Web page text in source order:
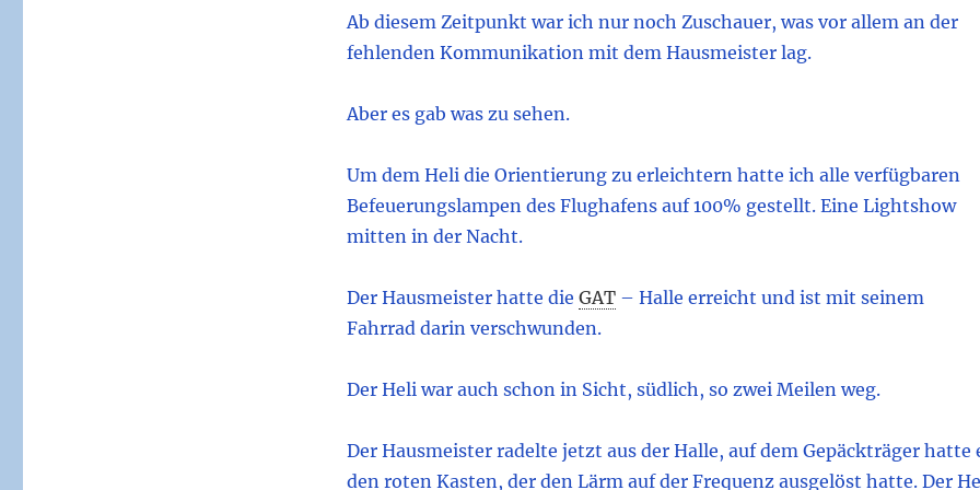
Ab diesem Zeitpunkt war ich nur noch Zuschauer, was vor allem an der
fehlenden Kommunikation mit dem Hausmeister lag.
Aber es gab was zu sehen.
Um dem Heli die Orientierung zu erleichtern hatte ich alle verfügbaren
Befeuerungslampen des Flughafens auf 100% gestellt. Eine Lightshow
mitten in der Nacht.
Der Hausmeister hatte die GAT – Halle erreicht und ist mit seinem
Fahrrad darin verschwunden.
Der Heli war auch schon in Sicht, südlich, so zwei Meilen weg.
Der Hausmeister radelte jetzt aus der Halle, auf dem Gepäckträger hatte
den roten Kasten, der den Lärm auf der Frequenz ausgelöst hatte. Der